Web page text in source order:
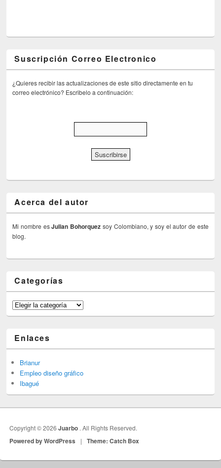
Suscripción Correo Electronico
¿Quieres recibir las actualizaciones de este sitio directamente en tu
correo electrónico? Escribelo a continuación:
Acerca del autor
Mi nombre esJulian Bohorquez soy Colombiano, y soy el autor de este
blog.
Categorías
Categorías
Enlaces
Brianur
Empleo diseño gráfico
Ibagué
Copyright © 2026Juarbo . All Rights Reserved.
Powered by WordPress | Theme: Catch Box